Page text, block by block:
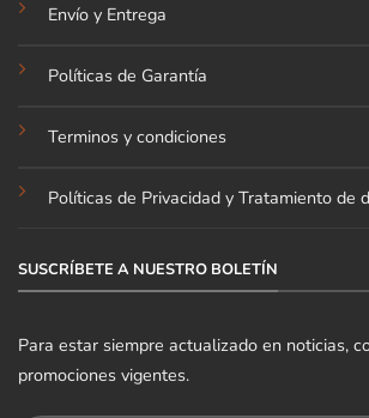
Envío y Entrega
Políticas de Garantía
Terminos y condiciones
Políticas de Privacidad y Tratamiento de
SUSCRÍBETE A NUESTRO BOLETÍN
Para estar siempre actualizado en noticias,
promociones vigentes.